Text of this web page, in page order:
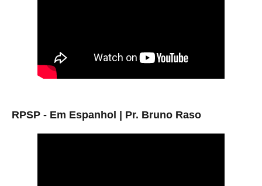
RPSP - Em Espanhol | Pr. Bruno Raso